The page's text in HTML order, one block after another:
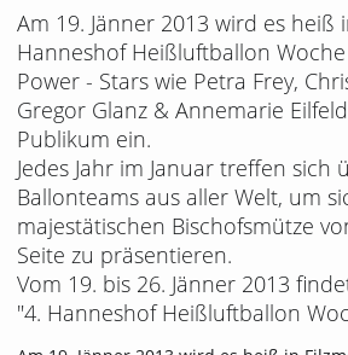
1672
views
Kommentare
likes
favorites
Am 19. Jänner 2013 wird es heiß
Hanneshof Heißluftballon
Power - Stars wie Petra Frey,
Gregor Glanz & Annemarie
Publikum ein.
Jedes Jahr im Januar treffen sich
Ballonteams aus aller Welt, um
majestätischen Bischofsmütze
Seite zu präsentieren.
Vom 19. bis 26. Jänner 2013
"4. Hanneshof Heißluftballon